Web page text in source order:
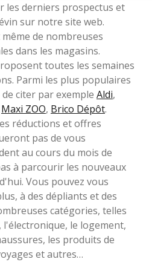
les derniers prospectus et
sur notre site web.
de nombreuses
dans les magasins.
toutes les semaines
Parmi les plus populaires
citer par exemple Aldi,
Maxi ZOO, Brico Dépôt.
réductions et offres
pas de vous
au cours du mois de
à parcourir les nouveaux
Vous pouvez vous
à des dépliants et des
catégories, telles
l'électronique, le logement,
les produits de
et autres…